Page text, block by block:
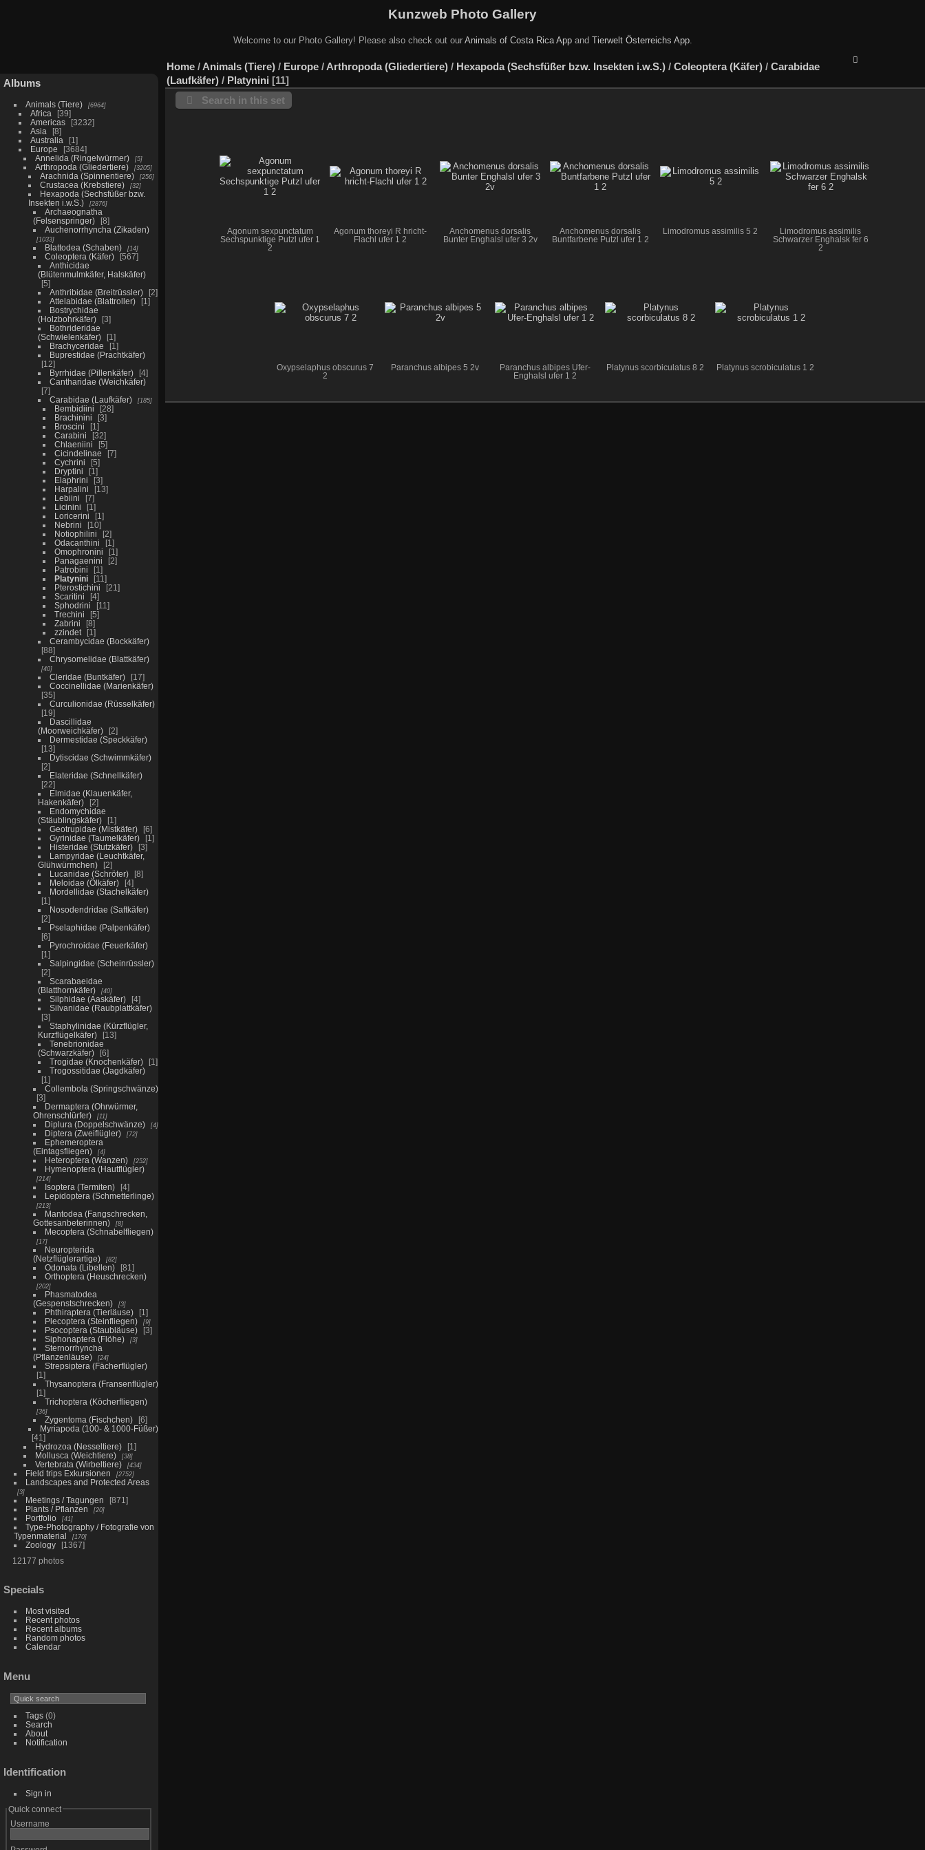
Kunzweb Photo Gallery
Welcome to our Photo Gallery! Please also check out our Animals of Costa Rica Appand Tierwelt Österreichs App.
Albums
Animals (Tiere) 6964
Africa
39
Americas
3232
Asia
8
Australia
1
Europe
3684
Annelida (Ringelwürmer)
5
Arthropoda (Gliedertiere) 3205
Arachnida (Spinnentiere) 256
Crustacea (Krebstiere) 32
Hexapoda (Sechsfüßer bzw.
Insekten i.w.S.)
2876
Archaeognatha
(Felsenspringer)
8
Auchenorrhyncha (Zikaden)
1033
Blattodea (Schaben) 14
Coleoptera (Käfer)
567
Anthicidae
(Blütenmulmkäfer, Halskäfer)
5
Anthribidae (Breitrüssler)
2
Attelabidae (Blattroller)
1
Bostrychidae
(Holzbohrkäfer)
3
Bothrideridae
(Schwielenkäfer)
1
Brachyceridae
1
Buprestidae (Prachtkäfer)
12
Byrrhidae (Pillenkäfer)
4
Cantharidae (Weichkäfer)
7
Carabidae (Laufkäfer)
185
Bembidiini
28
Brachinini
3
Broscini
1
Carabini
32
Chlaeniini
5
Cicindelinae
7
Cychrini
5
Dryptini
1
Elaphrini
3
Harpalini
13
Lebiini
7
Licinini
1
Loricerini
1
Nebrini
10
Notiophilini
2
Odacanthini
1
Omophronini
1
Panagaenini
2
Patrobini
1
Platynini
11
Pterostichini
21
Scaritini
4
Sphodrini
11
Trechini
5
Zabrini
8
zzindet
1
Cerambycidae (Bockkäfer)
88
Chrysomelidae (Blattkäfer)
40
Cleridae (Buntkäfer)
17
Coccinellidae (Marienkäfer)
35
Curculionidae (Rüsselkäfer)
19
Dascillidae
(Moorweichkäfer)
2
Dermestidae (Speckkäfer)
13
Dytiscidae (Schwimmkäfer)
2
Elateridae (Schnellkäfer)
22
Elmidae (Klauenkäfer,
Hakenkäfer)
2
Endomychidae
(Stäublingskäfer)
1
Geotrupidae (Mistkäfer)
6
Gyrinidae (Taumelkäfer)
1
Histeridae (Stutzkäfer)
3
Lampyridae (Leuchtkäfer,
Glühwürmchen)
2
Lucanidae (Schröter)
8
Meloidae (Ölkäfer)
4
Mordellidae (Stachelkäfer)
1
Nosodendridae (Saftkäfer)
2
Pselaphidae (Palpenkäfer)
6
Pyrochroidae (Feuerkäfer)
1
Salpingidae (Scheinrüssler)
2
Scarabaeidae
(Blatthornkäfer)
40
Silphidae (Aaskäfer)
4
Silvanidae (Raubplattkäfer)
3
Staphylinidae (Kürzflügler,
Kurzflügelkäfer)
13
Tenebrionidae
(Schwarzkäfer)
6
Trogidae (Knochenkäfer)
1
Trogossitidae (Jagdkäfer)
1
Collembola (Springschwänze)
3
Dermaptera (Ohrwürmer,
Ohrenschlürfer)
11
Diplura (Doppelschwänze) 4
Diptera (Zweiflügler) 72
Ephemeroptera
(Eintagsfliegen)
4
Heteroptera (Wanzen) 252
Hymenoptera (Hautflügler)
214
Isoptera (Termiten)
4
Lepidoptera (Schmetterlinge)
213
Mantodea (Fangschrecken,
Gottesanbeterinnen)
8
Mecoptera (Schnabelfliegen)
17
Neuropterida
(Netzflüglerartige)
82
Odonata (Libellen)
81
Orthoptera (Heuschrecken)
202
Phasmatodea
(Gespenstschrecken)
3
Phthiraptera (Tierläuse)
1
Plecoptera (Steinfliegen)
9
Psocoptera (Staubläuse)
3
Siphonaptera (Flöhe)
3
Sternorrhyncha
(Pflanzenläuse)
24
Strepsiptera (Fächerflügler)
1
Thysanoptera (Fransenflügler)
1
Trichoptera (Köcherfliegen)
36
Zygentoma (Fischchen)
6
Myriapoda (100- & 1000-Füßer)
41
Hydrozoa (Nesseltiere)
1
Mollusca (Weichtiere)
38
Vertebrata (Wirbeltiere) 434
Field trips Exkursionen 2752
Landscapes and Protected Areas
3
Meetings / Tagungen
871
Plants / Pflanzen
20
Portfolio 41
Type-Photography / Fotografie von
Typenmaterial
170
Zoology
1367
12177 photos
Specials
Most visited
Recent photos
Recent albums
Random photos
Calendar
Menu
Tags(0)
Search
About
Notification
Identification
Sign in
Quick connect
Username
Home / Animals (Tiere) / Europe / Arthropoda (Gliedertiere) / Hexapoda (Sechsfüßer bzw. Insekten i.w.S.) / Coleoptera (Käfer) / Carabidae
(Laufkäfer) / Platynini
11
Search in this set
Agonum sexpunctatum
Sechspunktige Putzl ufer 1
2
Agonum thoreyi R hricht-
Flachl ufer 1 2
Anchomenus dorsalis
Bunter Enghalsl ufer 3 2v
Anchomenus dorsalis
Buntfarbene Putzl ufer 1 2
Limodromus assimilis 5 2
Limodromus assimilis
Schwarzer Enghalsk fer 6
2
Oxypselaphus obscurus 7
2
Paranchus albipes 5 2v
Paranchus albipes Ufer-
Enghalsl ufer 1 2
Platynus scorbiculatus 8 2 Platynus scrobiculatus 1 2